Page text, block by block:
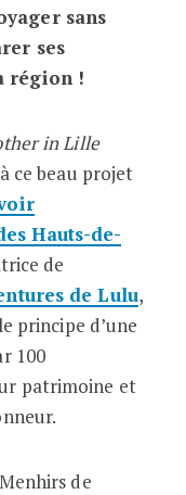
sans
ses
région !
in Lille
ce beau projet
Hauts-de-
de
de Lulu,
principe d’une
100
patrimoine et
de